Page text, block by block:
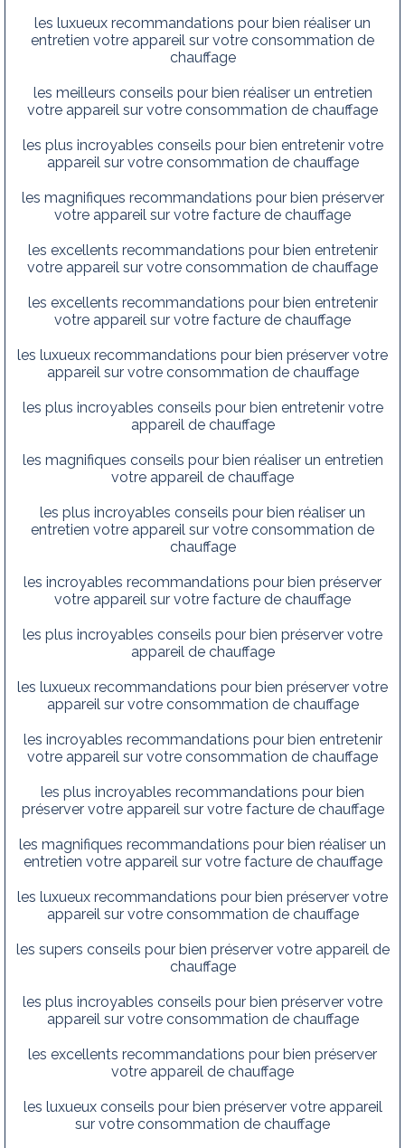
les luxueux recommandations pour bien réaliser un
entretien votre appareil sur votre consommation de
chauffage
les meilleurs conseils pour bien réaliser un entretien
votre appareil sur votre consommation de chauffage
les plus incroyables conseils pour bien entretenir votre
appareil sur votre consommation de chauffage
les magnifiques recommandations pour bien préserver
votre appareil sur votre facture de chauffage
les excellents recommandations pour bien entretenir
votre appareil sur votre consommation de chauffage
les excellents recommandations pour bien entretenir
votre appareil sur votre facture de chauffage
les luxueux recommandations pour bien préserver votre
appareil sur votre consommation de chauffage
les plus incroyables conseils pour bien entretenir votre
appareil de chauffage
les magnifiques conseils pour bien réaliser un entretien
votre appareil de chauffage
les plus incroyables conseils pour bien réaliser un
entretien votre appareil sur votre consommation de
chauffage
les incroyables recommandations pour bien préserver
votre appareil sur votre facture de chauffage
les plus incroyables conseils pour bien préserver votre
appareil de chauffage
les luxueux recommandations pour bien préserver votre
appareil sur votre consommation de chauffage
les incroyables recommandations pour bien entretenir
votre appareil sur votre consommation de chauffage
les plus incroyables recommandations pour bien
préserver votre appareil sur votre facture de chauffage
les magnifiques recommandations pour bien réaliser un
entretien votre appareil sur votre facture de chauffage
les luxueux recommandations pour bien préserver votre
appareil sur votre consommation de chauffage
les supers conseils pour bien préserver votre appareil de
chauffage
les plus incroyables conseils pour bien préserver votre
appareil sur votre consommation de chauffage
les excellents recommandations pour bien préserver
votre appareil de chauffage
les luxueux conseils pour bien préserver votre appareil
sur votre consommation de chauffage